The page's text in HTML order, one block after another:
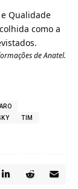
Qualidade
como a
.
de Anatel.
TIM